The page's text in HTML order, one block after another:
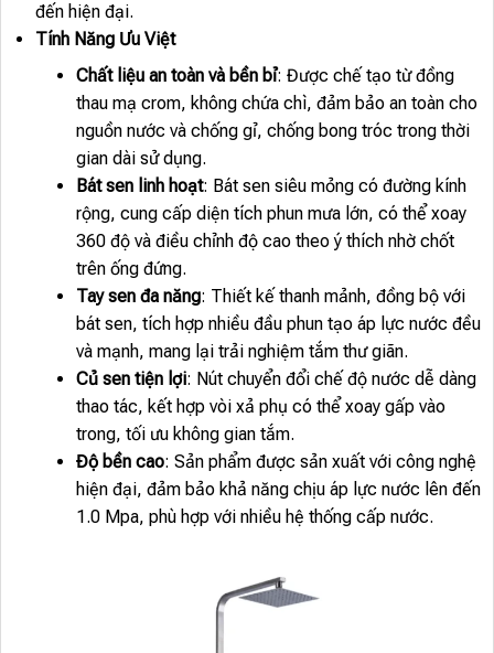
đến hiện đại.
Tính Năng Ưu Việt
Chất liệu an toàn và bền bỉ: Được chế tạo từ đồng
thau mạ crom, không chứa chì, đảm bảo an toàn cho
nguồn nước và chống gỉ, chống bong tróc trong thời
gian dài sử dụng.
Bát sen linh hoạt: Bát sen siêu mỏng có đường kính
rộng, cung cấp diện tích phun mưa lớn, có thể xoay
360 độ và điều chỉnh độ cao theo ý thích nhờ chốt
trên ống đứng.
Tay sen đa năng: Thiết kế thanh mảnh, đồng bộ với
bát sen, tích hợp nhiều đầu phun tạo áp lực nước đều
và mạnh, mang lại trải nghiệm tắm thư giãn.
Củ sen tiện lợi: Nút chuyển đổi chế độ nước dễ dàng
thao tác, kết hợp vòi xả phụ có thể xoay gấp vào
trong, tối ưu không gian tắm.
Độ bền cao: Sản phẩm được sản xuất với công nghệ
hiện đại, đảm bảo khả năng chịu áp lực nước lên đến
1.0 Mpa, phù hợp với nhiều hệ thống cấp nước.